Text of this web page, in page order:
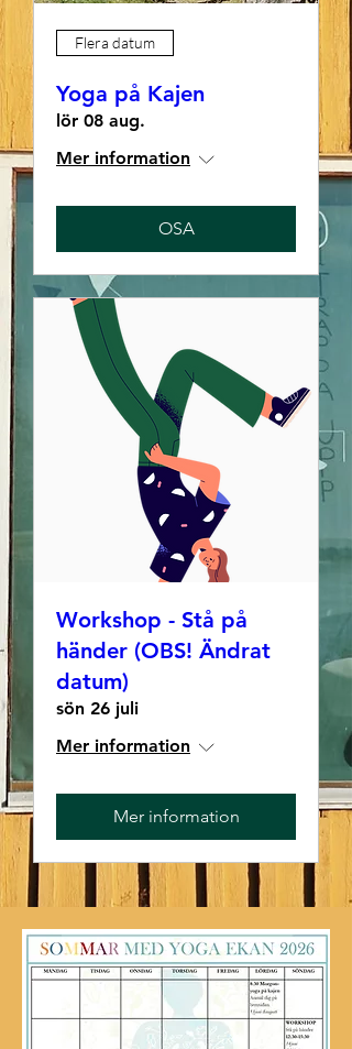
Flera datum
Yoga på Kajen
lör 08 aug.
Mer information
OSA
Workshop - Stå på
händer (OBS! Ändrat
datum)
sön 26 juli
Mer information
Mer information